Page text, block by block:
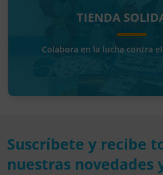
TIENDA
Colabora en la lucha contra
Suscríbete y recibe
nuestras novedades